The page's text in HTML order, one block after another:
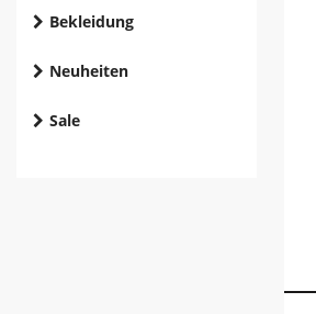
Bekleidung
Neuheiten
Sale